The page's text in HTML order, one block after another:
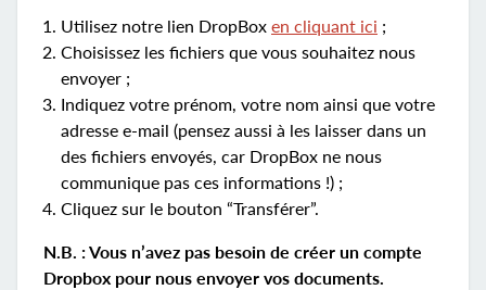
Utilisez notre lien DropBox en cliquant ici ;
Choisissez les fichiers que vous souhaitez nous
envoyer ;
Indiquez votre prénom, votre nom ainsi que votre
adresse e-mail (pensez aussi à les laisser dans un
des fichiers envoyés, car DropBox ne nous
communique pas ces informations !) ;
Cliquez sur le bouton “Transférer”.
N.B. : Vous n’avez pas besoin de créer un compte
Dropbox pour nous envoyer vos documents.